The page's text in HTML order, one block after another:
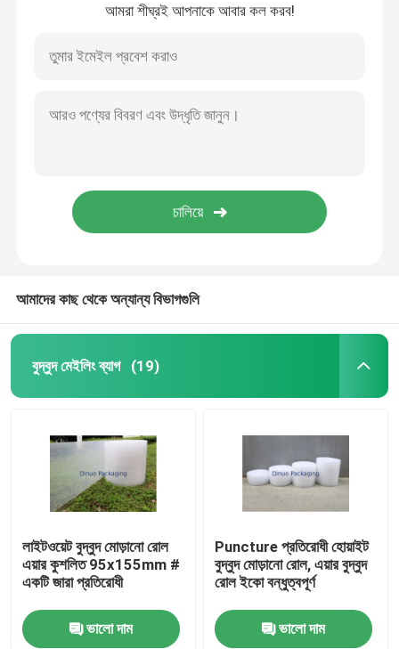
আমরা শীঘ্রই আপনাকে আবার কল করব!
আমাদের কাছ থেকে অন্যান্য বিভাগগুলি
বুদ্বুদ মেইলিং ব্যাগ (19)
লাইটওয়েট বুদ্বুদ মোড়ানো রোল
এয়ার কুশলিত 95x155mm #
একটি জারা প্রতিরোধী
ভালো দাম
Puncture প্রতিরোধী হোয়াইট
বুদ্বুদ মোড়ানো রোল, এয়ার বুদ্বুদ
রোল ইকো বন্ধুত্বপূর্ণ
ভালো দাম